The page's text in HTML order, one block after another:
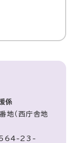
係
（西庁舎地
23-